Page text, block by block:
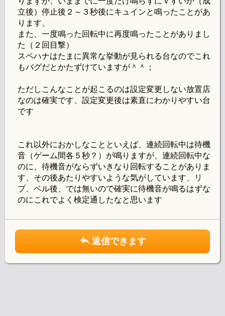
立後）停止後２～３秒後にキュインと鳴ったことがあ
ります、
また、一度鳴った回転中に再度鳴ったことがありまし
た（２回目撃）
スペハナはたまに異常な挙動が見られる台なのでこれ
もバグだとかたずけていますが＾＾；
ただしこんなことが起こるのは設定変更しない放置店
なのは確実です、設定変更後は素直にわかりやすい台
です
これ以外におかしなことといえば、連続回転中は待機
音（ゲーム間各５秒？）が鳴りますが、連続回転中な
のに、待機音がならずいきなり回転することがありま
す、その後あたりやすいような気がしています、リ
プ、ベル後、では無いので確実に待機音が鳴るはずな
のにこれでよく検定通したなと思います
返信できます